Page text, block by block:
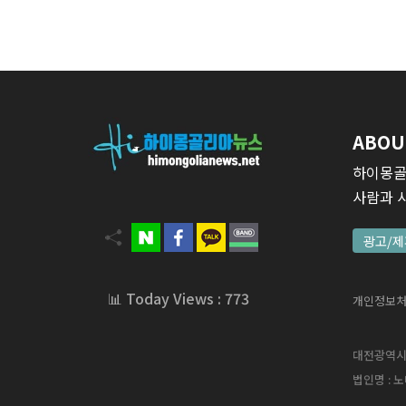
📊 Today Views : 773
하이몽
사람과
광고/
개인정보
대전광역
법인명 :